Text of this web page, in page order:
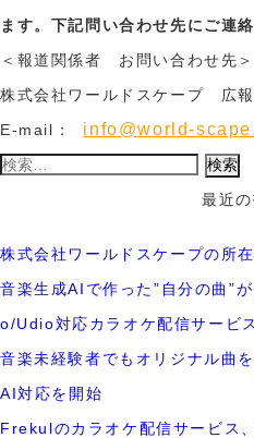
ます。下記問い合わせ先にご連絡
＜報道関係者 お問い合わせ先＞
株式会社ワールドスケープ 広
E-mail： info@world-
検
最近
株式会社ワールドスケープの所
音楽生成AIで作った”自分の曲”
o/Udio対応カラオケ配信サービ
音楽未経験者でもオリジナル
AI対応を開始
Frekulのカラオケ配信サービス